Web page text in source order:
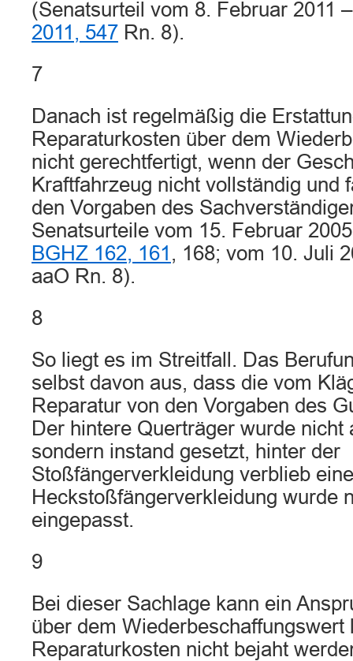
(Senatsurteil vom 8. Februar 2011
2011, 547 Rn. 8).
7
Danach ist regelmäßig die
Reparaturkosten über dem
nicht gerechtfertigt, wenn der
Kraftfahrzeug nicht vollständig und
den Vorgaben des
Senatsurteile vom 15. Februar
BGHZ 162, 161 , 168; vom 10. Juli
aaO Rn. 8).
8
So liegt es im Streitfall. Das
selbst davon aus, dass die vom
Reparatur von den Vorgaben des
Der hintere Querträger wurde nicht
sondern instand gesetzt, hinter der
Stoßfängerverkleidung verblieb
Heckstoßfängerverkleidung wurde
eingepasst.
9
Bei dieser Sachlage kann ein
über dem Wiederbeschaffungswert
Reparaturkosten nicht bejaht